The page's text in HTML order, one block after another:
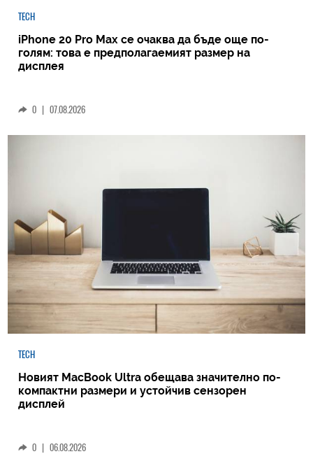
TECH
iPhone 20 Pro Max се очаква да бъде още по-
голям: това е предполагаемият размер на
дисплея
0 | 07.08.2026
TECH
Новият MacBook Ultra обещава значително по-
компактни размери и устойчив сензорен
дисплей
0 | 06.08.2026